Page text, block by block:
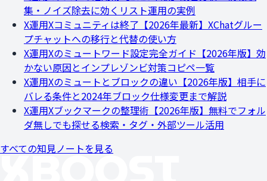
集・ノイズ除去に効くリスト運用の実例
X運用Xコミュニティは終了【2026年最新】XChatグルー
プチャットへの移行と代替の使い方
X運用Xのミュートワード設定完全ガイド【2026年版】効
かない原因とインプレゾンビ対策コピペ一覧
X運用Xのミュートとブロックの違い【2026年版】相手に
バレる条件と2024年ブロック仕様変更まで解説
X運用Xブックマークの整理術【2026年版】無料でフォル
ダ無しでも探せる検索・タグ・外部ツール活用
すべての知見ノートを見る